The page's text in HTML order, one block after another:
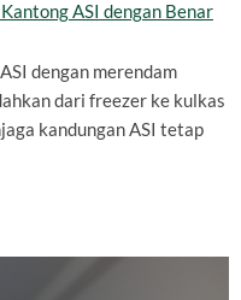
ASI dengan Benar
dengan merendam
dari freezer ke kulkas
kandungan ASI tetap